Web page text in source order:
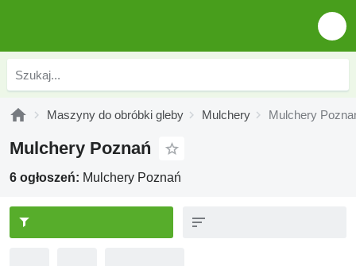
Maszyny do obróbki gleby Mulchery Mulchery
Mulchery Poznań
6 ogłoszeń: Mulchery Poznań